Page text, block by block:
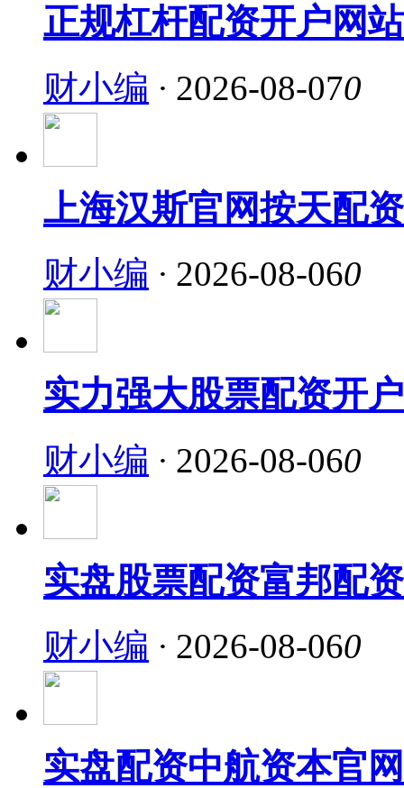
正规杠杆配资开户网
财小编 · 2026-08-070
上海汉斯官网按天配
财小编 · 2026-08-060
实力强大股票配资开
财小编 · 2026-08-060
实盘股票配资富邦配
财小编 · 2026-08-060
实盘配资中航资本官